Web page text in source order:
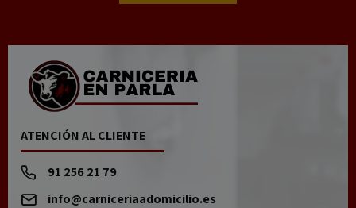
ATENCIÓN AL CLIENTE
91 256 21 79
info@carniceriaadomicilio.es